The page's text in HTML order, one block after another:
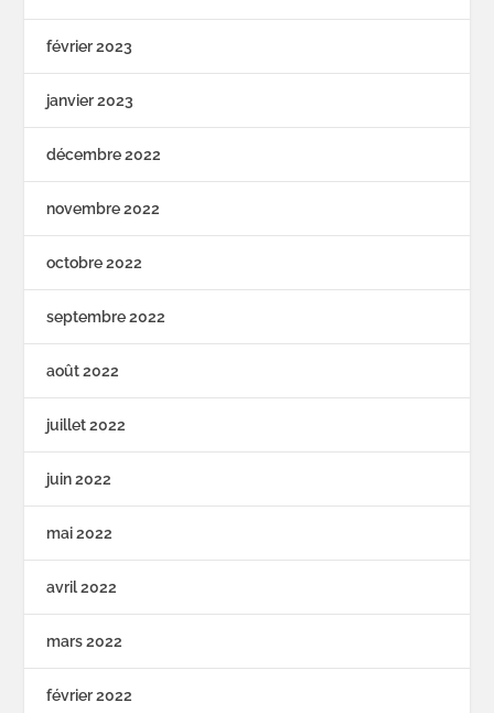
février 2023
janvier 2023
décembre 2022
novembre 2022
octobre 2022
septembre 2022
août 2022
juillet 2022
juin 2022
mai 2022
avril 2022
mars 2022
février 2022